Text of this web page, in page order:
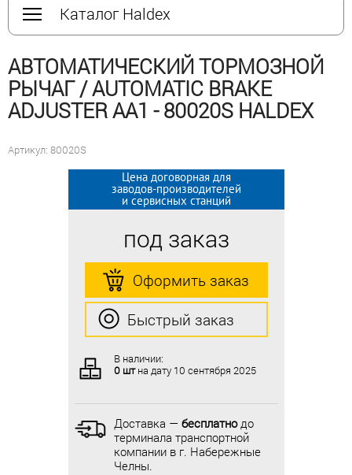
Каталог Haldex
АВТОМАТИЧЕСКИЙ ТОРМОЗНОЙ
РЫЧАГ / AUTOMATIC BRAKE
ADJUSTER AA1 - 80020S HALDEX
Артикул: 80020S
Цена договорная для
заводов-производителей
и сервисных станций
под заказ
Оформить заказ
Быстрый заказ
В наличии:
0 штна дату 10 сентября 2025
Доставка — бесплатнодо
терминала транспортной
компании в г. Набережные
Челны.
Цена договорная для
заводов-производителей
и сервисных станций
под заказ
Оформить заказ
Быстрый заказ
В наличии:
0 штна дату 10 сентября 2025
Доставка — бесплатнодо
терминала транспортной
компании в г. Набережные
Челны.